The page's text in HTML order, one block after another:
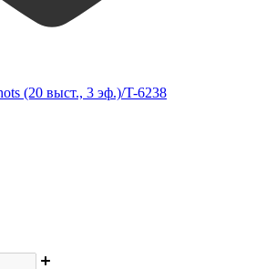
(20 выст., 3 эф.)/T-6238